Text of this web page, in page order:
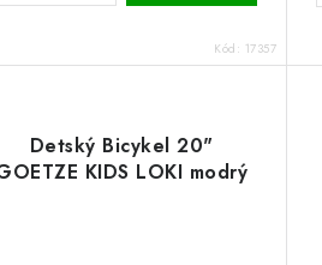
Kód: 17357
Detský Bicykel 20"
KIDS LOKI modrý